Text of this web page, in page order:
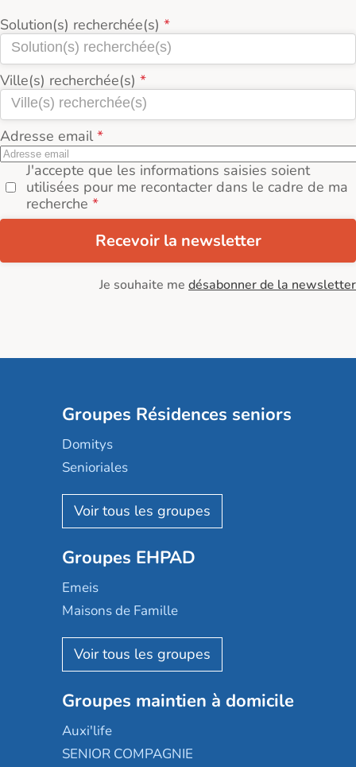
Solution(s) recherchée(s)
Ville(s) recherchée(s)
Adresse email
J'accepte que les informations saisies soient
utilisées pour me recontacter dans le cadre de ma
recherche
Recevoir la newsletter
Je souhaite me désabonner de la newsletter
Groupes Résidences seniors
Domitys
Senioriales
Nohée
Les Résidentiels
Mobicap
Domusvi
Happy Senior
Aquarelia
Nexity edenea
Les jardins d'Arcadie
Occitalia
Appartseniors
Groupes EHPAD
Emeis
Maisons de Famille
Korian
Emera
Groupe SOS
Le Noble Âge
Almage
Groupes maintien à domicile
Auxi'life
SENIOR COMPAGNIE